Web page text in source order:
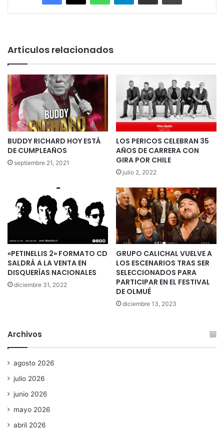
Artículos relacionados
BUDDY RICHARD HOY ESTÁ
DE CUMPLEAÑOS
septiembre 21, 2021
LOS PERICOS CELEBRAN 35
AÑOS DE CARRERA CON
GIRA POR CHILE
julio 2, 2022
«PETINELLIS 2» FORMATO CD
SALDRÁ A LA VENTA EN
DISQUERÍAS NACIONALES
diciembre 31, 2022
GRUPO CALICHAL VUELVE A
LOS ESCENARIOS TRAS SER
SELECCIONADOS PARA
PARTICIPAR EN EL FESTIVAL
DE OLMUÉ
diciembre 13, 2023
Archivos
agosto 2026
julio 2026
junio 2026
mayo 2026
abril 2026